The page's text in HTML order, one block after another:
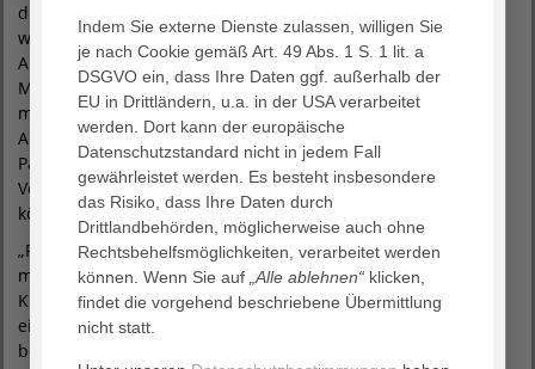
dieser besonderen Zeit der Transformation
weiterzuentwickeln, empfinde ich als äußerst reizvolle
Aufgabe”, betont Dr. Cornelia Sack. „Das Haus und seine
Mitarbeiter:innen genießen einen hervorragenden Ruf. Ich
möchte meinen Teil dazu beitragen, dass wir diesem
Anspruch auch zukünftig gerecht werden und wir unseren
Patient:innen die bestmögliche medizinisch-pflegerische
Versorgung gepaart mit christlicher Zugewandtheit anbieten
können“, ergänzt die designierte Geschäftsführerin.
„Frau Dr. Sack bringt mit ihrem Know-how und ihrer
mitreißenden Art alles mit, um das AGAPLESION BETHESDA
KRANKENHAUS WUPPERTAL gemeinsam mit dem
eingespielten Team vor Ort positiv weiterzuentwickeln“,
betont Dr. Horneber. „Dafür wünsche ich ihr einen guten
Indem Sie externe Dienste zulassen, willigen Sie
je nach Cookie gemäß Art. 49 Abs. 1 S. 1 lit. a
DSGVO ein, dass Ihre Daten ggf. außerhalb der
EU in Drittländern, u.a. in der USA verarbeitet
werden. Dort kann der europäische
Datenschutzstandard nicht in jedem Fall
gewährleistet werden. Es besteht insbesondere
das Risiko, dass Ihre Daten durch
Drittlandbehörden, möglicherweise auch ohne
Rechtsbehelfsmöglichkeiten, verarbeitet werden
können. Wenn Sie auf „Alle ablehnen“ klicken,
findet die vorgehend beschriebene Übermittlung
nicht statt.